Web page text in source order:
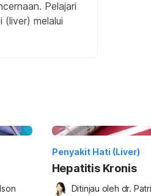
Pelajari
melalui
Penyakit Hati (Liver)
Hepatitis Kronis
Ditinjau oleh dr.